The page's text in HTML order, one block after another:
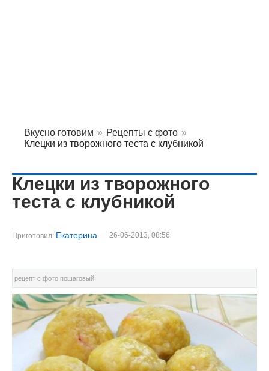
Вкусно готовим » Рецепты с фото »
Клецки из творожного теста с клубникой
Клецки из творожного
теста с клубникой
Приготовил: Екатерина 26-06-2013, 08:56
рецепт с фото пошаговый